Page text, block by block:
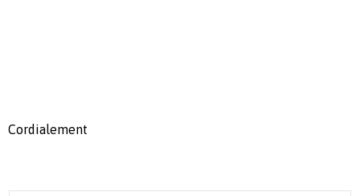
Cordialement